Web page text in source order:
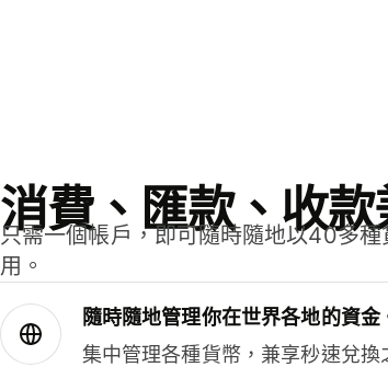
消費、匯款、收
只需一個帳戶，即可隨時隨地以40多
用。
隨時隨地管理你在世界各地的資金
集中管理各種貨幣，兼享秒速兌換